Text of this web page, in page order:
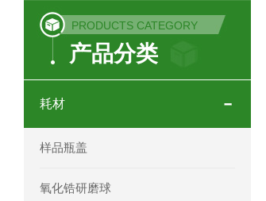
COSMOSIL 1.8PBr五
菟丝子 柠檬黄色谱柱
印度Force Scientific
PRODUCTS CATEGORY
产品分类
耗材
样品瓶盖
氧化锆研磨球